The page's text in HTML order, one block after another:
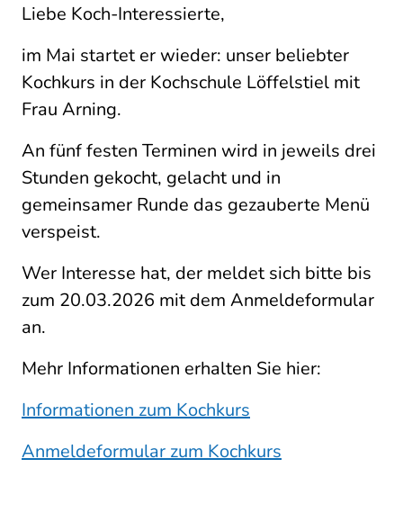
Liebe Koch-Interessierte,
im Mai startet er wieder: unser beliebter
Kochkurs in der Kochschule Löffelstiel mit
Frau Arning.
An fünf festen Terminen wird in jeweils drei
Stunden gekocht, gelacht und in
gemeinsamer Runde das gezauberte Menü
verspeist.
Wer Interesse hat, der meldet sich bitte bis
zum 20.03.2026 mit dem Anmeldeformular
an.
Mehr Informationen erhalten Sie hier:
Informationen zum Kochkurs
Anmeldeformular zum Kochkurs